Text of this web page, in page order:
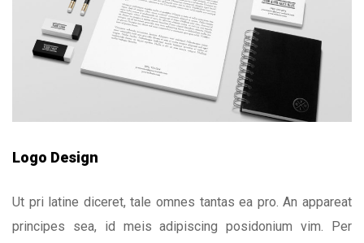
Logo Design
Ut pri latine diceret, tale omnes tantas ea pro. An appareat
principes sea, id meis adipiscing posidonium vim. Per